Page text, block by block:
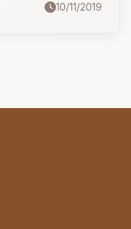
10/11/2019